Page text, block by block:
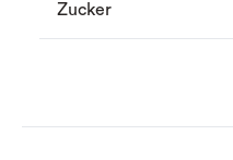
Zucker